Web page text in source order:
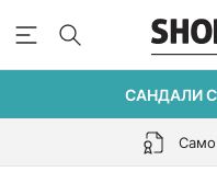
САНДАЛИ
Само